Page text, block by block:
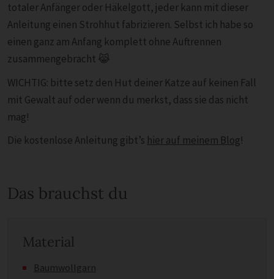
totaler Anfänger oder Häkelgott, jeder kann mit dieser
Anleitung einen Strohhut fabrizieren. Selbst ich habe so
einen ganz am Anfang komplett ohne Auftrennen
zusammengebracht 😹
WICHTIG: bitte setz den Hut deiner Katze auf keinen Fall
mit Gewalt auf oder wenn du merkst, dass sie das nicht
mag!
Die kostenlose Anleitung gibt’s hier auf meinem Blog!
Das brauchst du
Material
Baumwollgarn